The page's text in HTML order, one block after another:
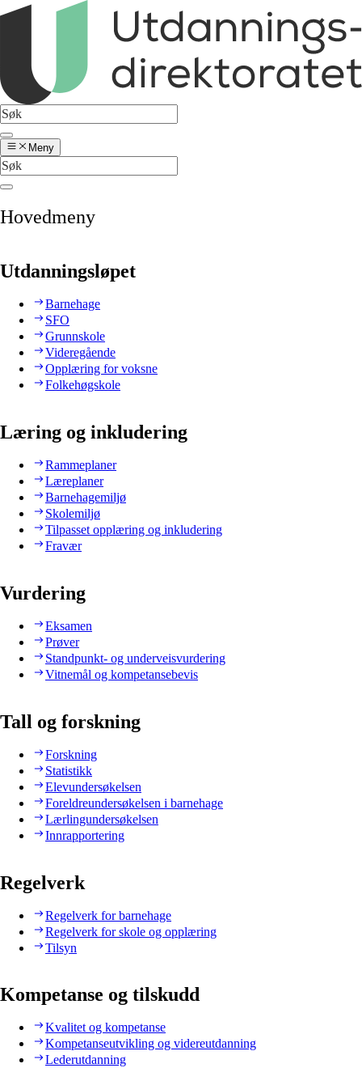
Meny
Hovedmeny
Utdanningsløpet
Barnehage
SFO
Grunnskole
Videregående
Opplæring for voksne
Folkehøgskole
Læring og inkludering
Rammeplaner
Læreplaner
Barnehagemiljø
Skolemiljø
Tilpasset opplæring og inkludering
Fravær
Vurdering
Eksamen
Prøver
Standpunkt- og underveisvurdering
Vitnemål og kompetansebevis
Tall og forskning
Forskning
Statistikk
Elevundersøkelsen
Foreldreundersøkelsen i barnehage
Lærlingundersøkelsen
Innrapportering
Regelverk
Regelverk for barnehage
Regelverk for skole og opplæring
Tilsyn
Kompetanse og tilskudd
Kvalitet og kompetanse
Kompetanseutvikling og videreutdanning
Lederutdanning